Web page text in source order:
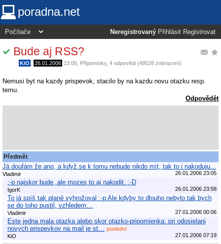
poradna.net
Neregistrovaný Přihlásit Registrovat
Bude aj RSS?
KiO 26.01.2006 23:00 Připomínky, 4 odpovědi (49528 zobrazení)
Nemusi byt na kazdy prispevok, stacilo by na kazdu novu otazku resp.
temu.
Odpovědět
Předmět
Já doufám že ano, a když se k tomu nebude nikdo mít, tak to i nakoduju...
Vladimir 26.01.2006 23:05
:-p najskor bude, ale mozes to aj nakodit. :-D
IgorK 26.01.2006 23:58
To já spíš tak planě vyhrožoval :-p Ale kdyby to dlouho nebylo tak bych
se do toho pustil, vzhledem…
Vladimir 27.01.2006 00:06
Este jedna mala otazka alebo skor otazko-pripomienka: pri odosielani
novych prispevkov na mail je st…
poslední
KiO
27.01.2006 07:19